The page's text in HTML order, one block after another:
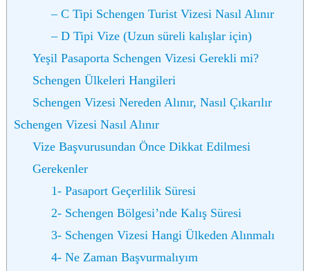
– C Tipi Schengen Turist Vizesi Nasıl Alınır
– D Tipi Vize (Uzun süreli kalışlar için)
Yeşil Pasaporta Schengen Vizesi Gerekli mi?
Schengen Ülkeleri Hangileri
Schengen Vizesi Nereden Alınır, Nasıl Çıkarılır
Schengen Vizesi Nasıl Alınır
Vize Başvurusundan Önce Dikkat Edilmesi
Gerekenler
1- Pasaport Geçerlilik Süresi
2- Schengen Bölgesi’nde Kalış Süresi
3- Schengen Vizesi Hangi Ülkeden Alınmalı
4- Ne Zaman Başvurmalıyım